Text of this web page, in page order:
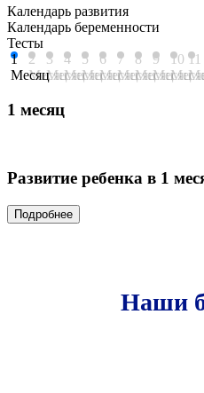
Календарь развития
Календарь беременности
Тесты
1
Месяц
2
Месяц
3
Месяц
4
Месяц
5
Месяц
6
Месяц
7
Месяц
8
Месяц
9
Месяц
10 11
1 месяц
Развитие ребенка в 1
Подробнее
Подробнее
Подробнее
Подробнее
Подробнее
Подробнее
Подробнее
Подробнее
Подробнее
Подробнее
Подробнее
Подробнее
Наши